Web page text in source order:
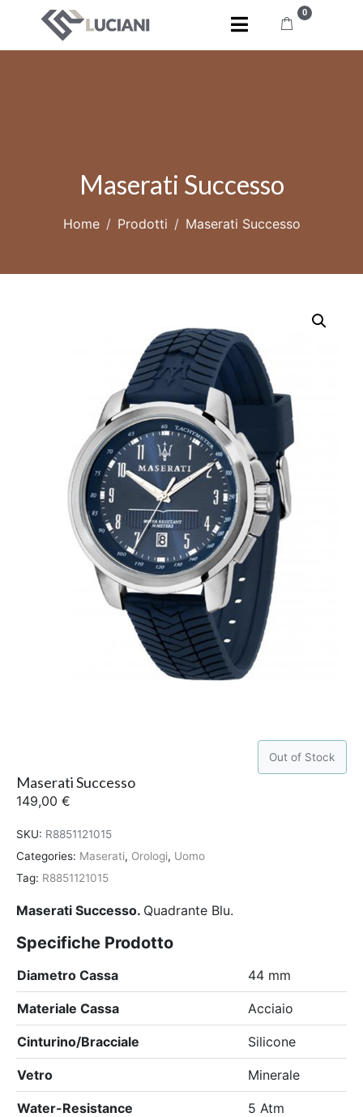
0
Maserati Successo
Home Prodotti Maserati Successo
Out of Stock
Maserati Successo
149,00 €
SKU: R8851121015
Categories: Maserati, Orologi, Uomo
Tag: R8851121015
Maserati Successo. Quadrante Blu.
Specifiche Prodotto
Diametro Cassa 44 mm
Materiale Cassa Acciaio
Cinturino/Bracciale Silicone
Vetro Minerale
Water-Resistance 5 Atm